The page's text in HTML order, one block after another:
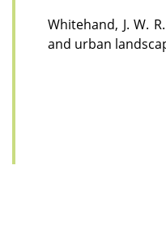
Whitehand, J. W.
and urban